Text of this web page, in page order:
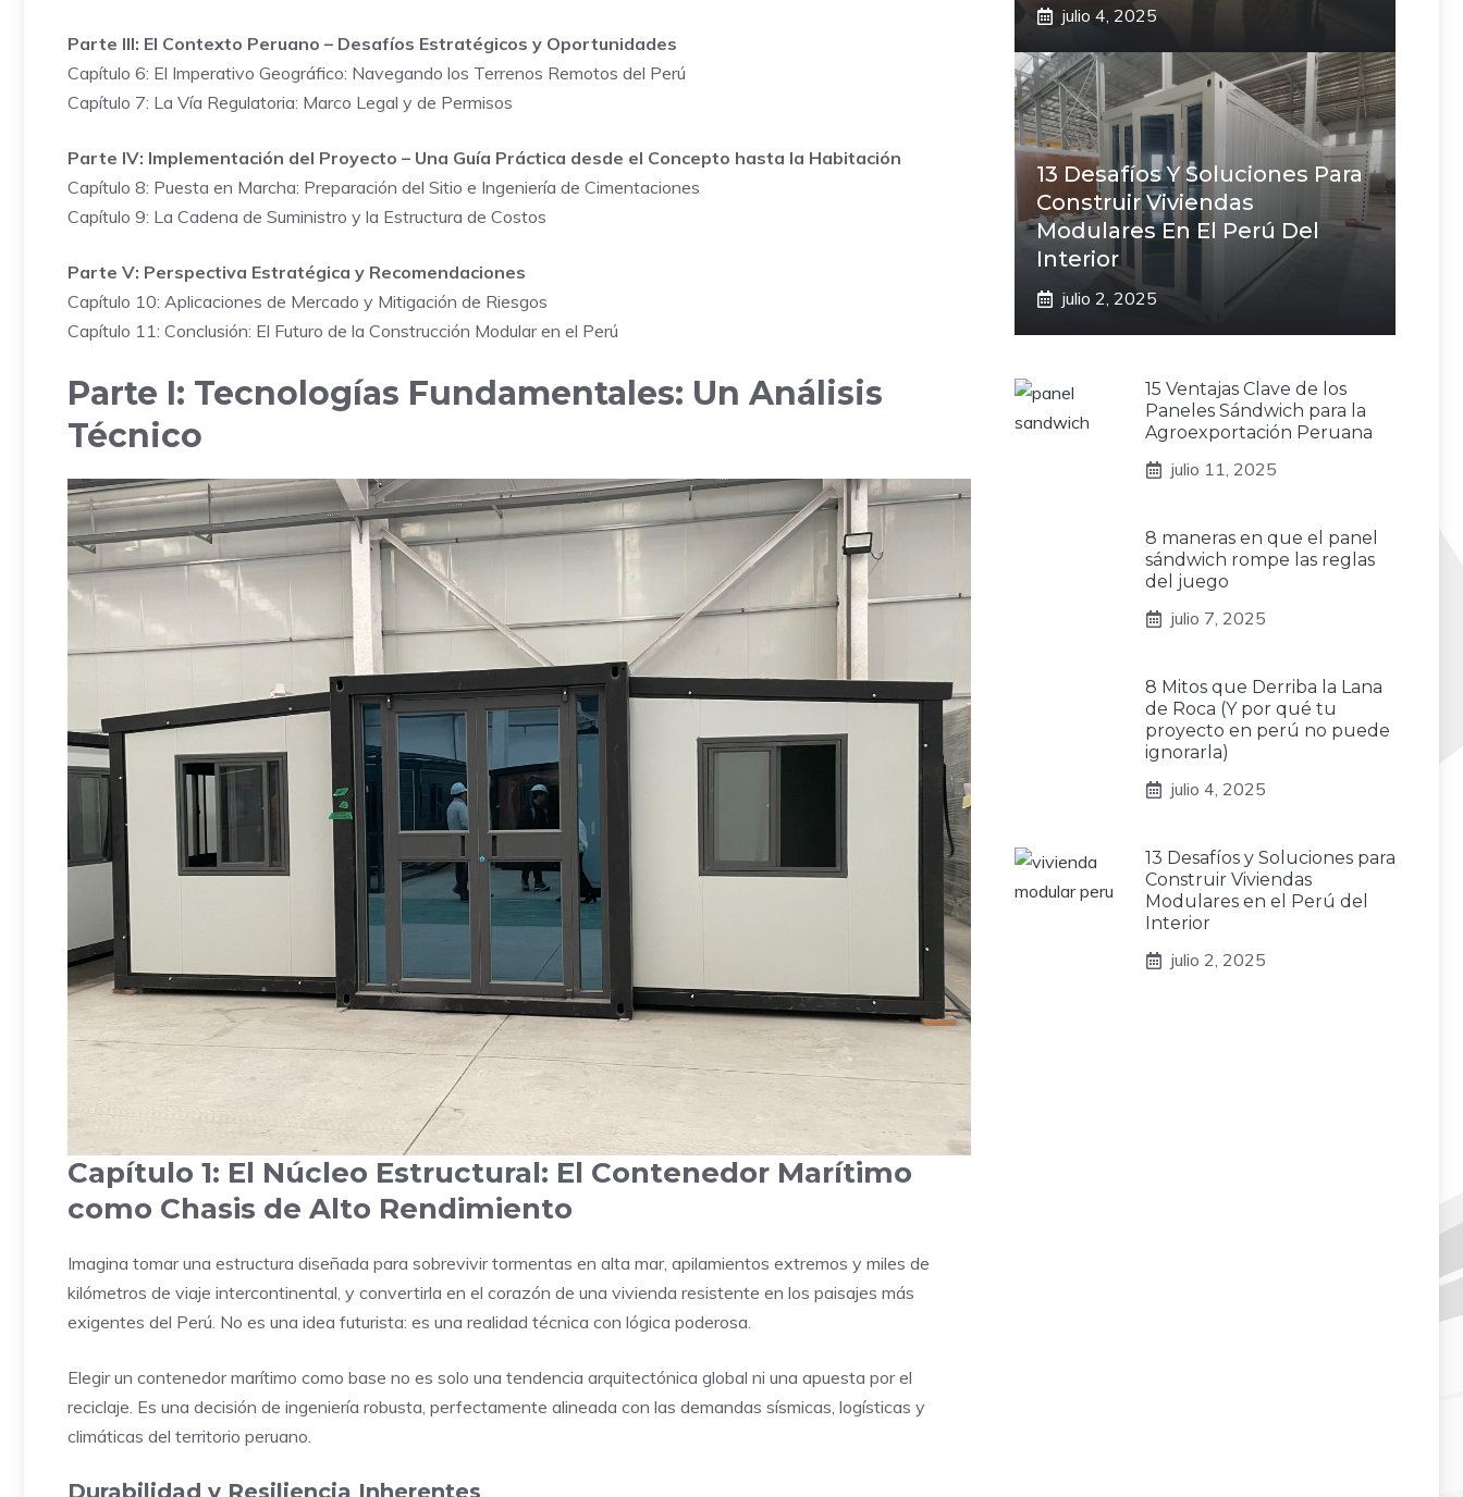
Parte III: El Contexto Peruano – Desafíos Estratégicos y Oportunidades
Capítulo 6: El Imperativo Geográfico: Navegando los Terrenos Remotos del Perú
Capítulo 7: La Vía Regulatoria: Marco Legal y de Permisos
Parte IV: Implementación del Proyecto – Una Guía Práctica desde el Concepto hasta la Habitación
Capítulo 8: Puesta en Marcha: Preparación del Sitio e Ingeniería de Cimentaciones
Capítulo 9: La Cadena de Suministro y la Estructura de Costos
Parte V: Perspectiva Estratégica y Recomendaciones
Capítulo 10: Aplicaciones de Mercado y Mitigación de Riesgos
Capítulo 11: Conclusión: El Futuro de la Construcción Modular en el Perú
Parte I: Tecnologías Fundamentales: Un Análisis
Técnico
Capítulo 1: El Núcleo Estructural: El Contenedor Marítimo
como Chasis de Alto Rendimiento
Imagina tomar una estructura diseñada para sobrevivir tormentas en alta mar, apilamientos extremos y miles de
kilómetros de viaje intercontinental, y convertirla en el corazón de una vivienda resistente en los paisajes más
exigentes del Perú. No es una idea futurista: es una realidad técnica con lógica poderosa.
Elegir un contenedor marítimo como base no es solo una tendencia arquitectónica global ni una apuesta por el
reciclaje. Es una decisión de ingeniería robusta, perfectamente alineada con las demandas sísmicas, logísticas y
climáticas del territorio peruano.
julio 4, 2025
13 Desafíos Y Soluciones Para
Construir Viviendas
Modulares En El Perú Del
Interior
julio 2, 2025
15 Ventajas Clave de los
Paneles Sándwich para la
Agroexportación Peruana
julio 11, 2025
8 maneras en que el panel
sándwich rompe las reglas
del juego
julio 7, 2025
8 Mitos que Derriba la Lana
de Roca (Y por qué tu
proyecto en perú no puede
ignorarla)
julio 4, 2025
13 Desafíos y Soluciones para
Construir Viviendas
Modulares en el Perú del
Interior
julio 2, 2025